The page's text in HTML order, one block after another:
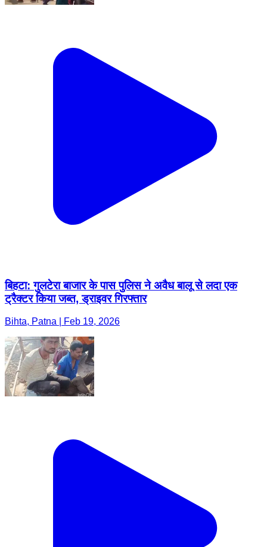
बिहटा: गुलटेरा बाजार के पास पुलिस ने अवैध बालू से लदा एक
ट्रैक्टर किया जब्त, ड्राइवर गिरफ्तार
Bihta, Patna | Feb 19, 2026